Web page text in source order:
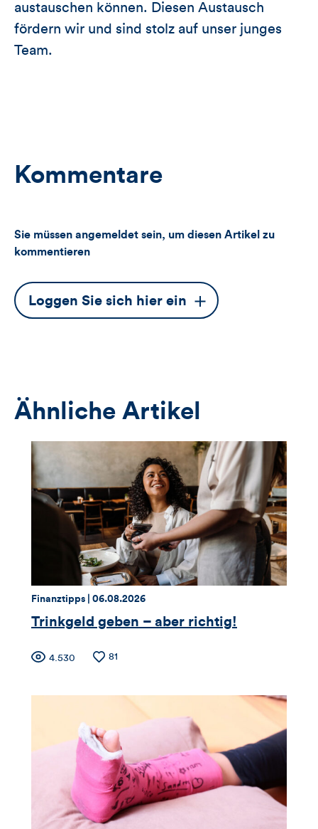
austauschen können. Diesen Austausch
fördern wir und sind stolz auf unser junges
Team.
Kommentare
Sie müssen angemeldet sein, um diesen Artikel zu
kommentieren
Dieser
Button
Loggen Sie sich hier ein
Ähnliche Artikel
Thema:
Finanztipps | Datum:
06.08.2026
Trinkgeld geben – aber richtig!
Zähler
für
Views,
Likes
und
Kommentare
Anzahl4.530
Anzahl
81